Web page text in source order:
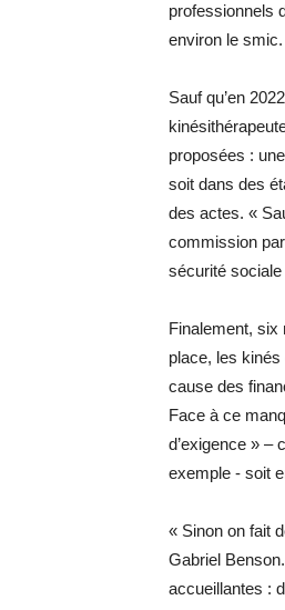
professionnels
environ le
Sauf qu’en
proposées :
soit dans des
des actes. «
commission
sécurité
Finalement, six
place, les
cause des
Face à ce
d’exigence » –
exemple - soit
« Sinon on fait
Gabriel
accueillantes :